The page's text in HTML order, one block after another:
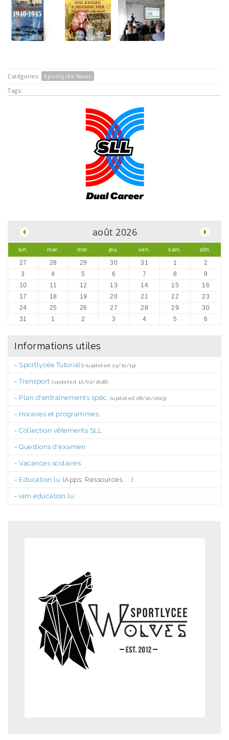
Catégories:
Sportlycée News
Tags:
août 2026
lun. mar. mer. jeu. ven. sam. dim.
27 28 29 30 31 1
2
3
4 5 6 7 8
9
10
11 12 13 14 15
16
17
18 19 20 21 22
23
24
25 26 27 28 29
30
31
1 2 3 4 5 6
Informations utiles
- Sportlycée Tutorials (updated 23/10/19)
-Transport (updated 12/02/2026)
- Plan d'entraînements spéc. (updated 08/10/2025)
- Horaires et programmes
- Collection vêtements SLL
- Questions d'examen
- Vacances scolaires
- Education.lu (Apps, Ressources, ...)
- iam.education.lu